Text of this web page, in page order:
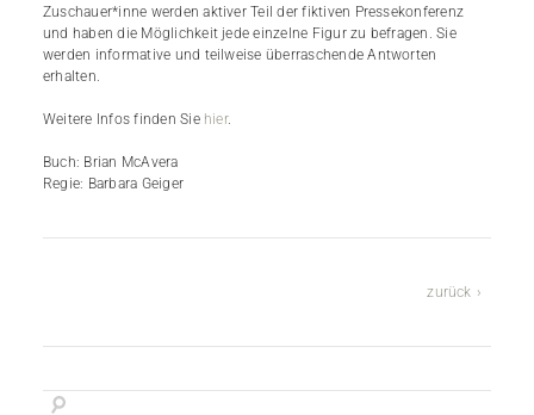
Zuschauer*inne werden aktiver Teil der fiktiven Pressekonferenz
und haben die Möglichkeit jede einzelne Figur zu befragen. Sie
werden informative und teilweise überraschende Antworten
erhalten.
Weitere Infos finden Sie hier.
Buch: Brian McAvera
Regie: Barbara Geiger
zurück